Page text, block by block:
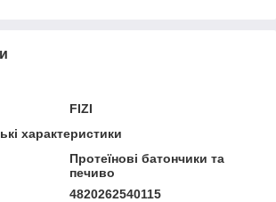
FIZI
характеристики
Протеїнові батончики та
печиво
4820262540115